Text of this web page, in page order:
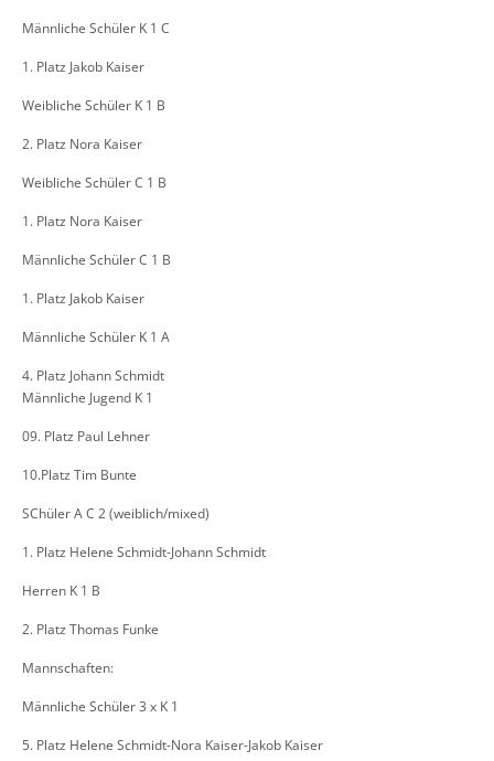
Männliche Schüler K 1 C
1. Platz Jakob Kaiser
Weibliche Schüler K 1 B
2. Platz Nora Kaiser
Weibliche Schüler C 1 B
1. Platz Nora Kaiser
Männliche Schüler C 1 B
1. Platz Jakob Kaiser
Männliche Schüler K 1 A
4. Platz Johann Schmidt
Männliche Jugend K 1
09. Platz Paul Lehner
10.Platz Tim Bunte
SChüler A C 2 (weiblich/mixed)
1. Platz Helene Schmidt-Johann Schmidt
Herren K 1 B
2. Platz Thomas Funke
Mannschaften:
Männliche Schüler 3 x K 1
5. Platz Helene Schmidt-Nora Kaiser-Jakob Kaiser